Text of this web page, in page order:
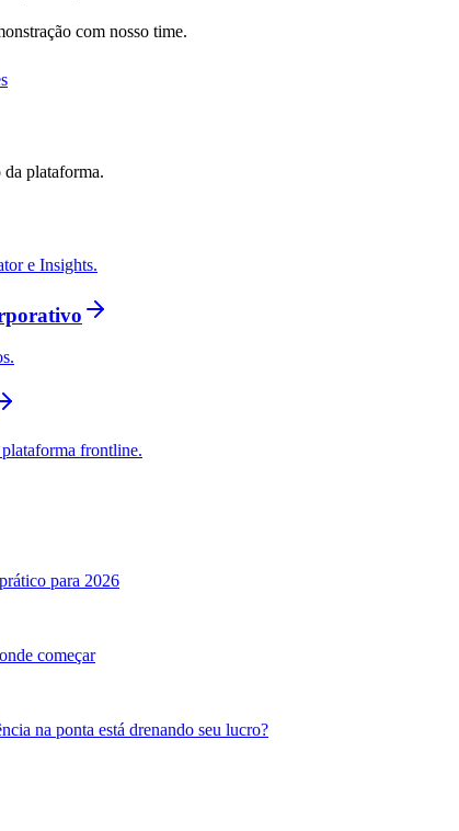
com nosso time.
da plataforma.
e Insights.
frontline.
para 2026
começar
na ponta está drenando seu lucro?